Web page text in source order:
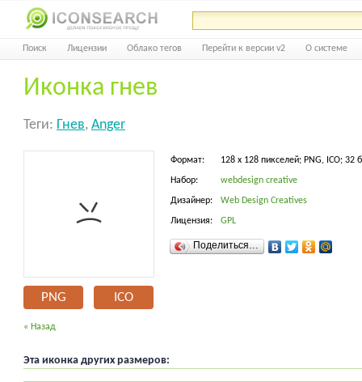
Поиск Лицензии Облако тегов Перейти к версии v2 О системе
Иконка гнев
Теги: Гнев, Anger
PNG ICO
Формат: 128 x 128 пикселей; PNG, ICO; 32
Набор: webdesign creative
Дизайнер: Web Design Creatives
Лицензия: GPL
Поделиться…
« Назад
Эта иконка других размеров: